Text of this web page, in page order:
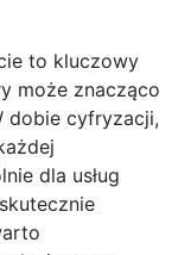
to kluczowy
może znacząco
dobie cyfryzacji,
dla usług